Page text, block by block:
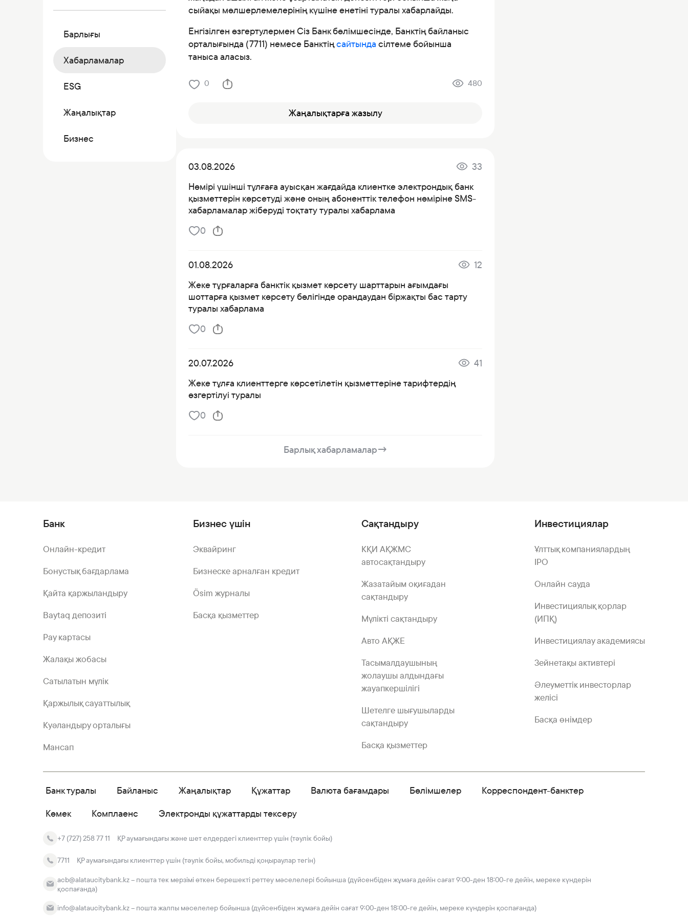
Kaspi QR
Банкте жұмыс істеу
Барлығы
Хабарламалар
ESG
Жаңалықтар
Бизнес
сыйақы мөлшерлемелерінің күшіне енетіні туралы хабарлайды.
Енгізілген өзгертулермен Сіз Банк бөлімшесінде, Банктің байланыс
орталығында (7711) немесе Банктіңсайтында сілтеме бойынша
таныса аласыз.
0 480
Жаңалықтарға жазылу
03.08.2026
33
Нөмірі үшінші тұлғаға ауысқан жағдайда клиентке электрондық банк
қызметтерін көрсетуді және оның абоненттік телефон нөміріне SMS-
хабарламалар жіберуді тоқтату туралы хабарлама
0
01.08.2026
12
Жеке тұрғаларға банктік қызмет көрсету шарттарын ағымдағы
шоттарға қызмет көрсету бөлігінде орандаудан біржақты бас тарту
туралы хабарлама
0
20.07.2026
41
Жеке тұлға клиенттерге көрсетілетін қызметтеріне тарифтердің
өзгертілуі туралы
0
Барлық хабарламалар→
Банк
Онлайн-кредит
Бонустық бағдарлама
Қайта қаржыландыру
Baytaq депозиті
Pay картасы
Жалақы жобасы
Сатылатын мүлік
Қаржылық сауаттылық
Куәландыру орталығы
Мансап
Бизнес үшін
Эквайринг
Бизнеске арналған кредит
Ösim журналы
Басқа қызметтер
Сақтандыру
КҚИ АҚЖМС
автосақтандыру
Жазатайым оқиғадан
сақтандыру
Мүлікті сақтандыру
Авто АҚЖЕ
Тасымалдаушының
жолаушы алдындағы
жауапкершілігі
Шетелге шығушыларды
сақтандыру
Басқа қызметтер
Инвестициялар
Ұлттық компаниялардың
IPO
Онлайн сауда
Инвестициялық қорлар
(ИПҚ)
Инвестициялау академиясы
Зейнетақы активтері
Әлеуметтік инвесторлар
желісі
Басқа өнімдер
Банк туралы Байланыс Жаңалықтар Құжаттар Валюта бағамдары Бөлімшелер
Корреспондент-банктер
Көмек
Комплаенс Электронды құжаттарды тексеру
+7 (727) 258 77 11 ҚР аумағындағы және шет елдердегі клиенттер үшін (тәулік бойы)
7711 ҚР аумағындағы клиенттер үшін (тәулік бойы, мобильді қоңыраулар тегін)
acb@alataucitybank.kz – пошта тек мерзімі өткен берешекті реттеу мәселелері бойынша (дүйсенбіден жұмаға дейін сағат 9:00-ден 18:00-ге дейін, мереке күндерін
қоспағанда)
info@alataucitybank.kz – пошта жалпы мәселелер бойынша (дүйсенбіден жұмаға дейін сағат 9:00-ден 18:00-ге дейін, мереке күндерін қоспағанда)